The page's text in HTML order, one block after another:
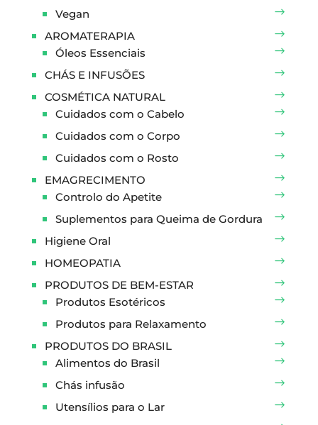
Vegan
AROMATERAPIA
Óleos Essenciais
CHÁS E INFUSÕES
COSMÉTICA NATURAL
Cuidados com o Cabelo
Cuidados com o Corpo
Cuidados com o Rosto
EMAGRECIMENTO
Controlo do Apetite
Suplementos para Queima de Gordura
Higiene Oral
HOMEOPATIA
PRODUTOS DE BEM-ESTAR
Produtos Esotéricos
Produtos para Relaxamento
PRODUTOS DO BRASIL
Alimentos do Brasil
Chás infusão
Utensílios para o Lar